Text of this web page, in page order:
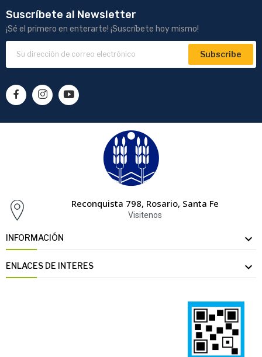
Suscríbete al Newsletter
¡Sé el primero en enterarte! ¡Suscríbete hoy mismo!
Subscribe
Reconquista 798, Rosario, Santa Fe
Visitenos
INFORMACIÓN 
ENLACES DE INTERES 